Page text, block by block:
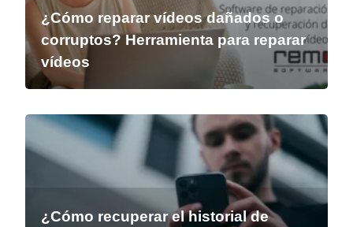
¿Cómo reparar vídeos dañados o
corruptos? Herramienta para reparar
vídeos
¿Cómo recuperar el historial de